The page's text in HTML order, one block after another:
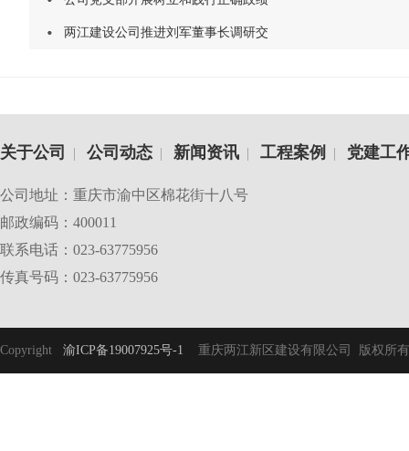
两江建设公司推进刘军董事长调研交
关于公司 | 公司动态 | 新闻资讯 | 工程案例 | 党建工
公司地址：重庆市渝中区棉花街十八号
邮政编码：400011
联系电话：023-63775956
传真号码：023-63775956
Copyright 渝ICP备19007925号-1 重庆两江新区建设有限公司 版权所有